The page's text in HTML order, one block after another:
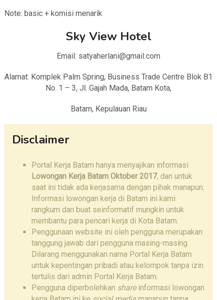
Note: basic + komisi menarik
Sky View Hotel
Email: satyaherlani@gmail.com
Alamat: Komplek Palm Spring, Business Trade Centre Blok B1
No. 1 – 3, Jl. Gajah Mada, Batam Kota,
Batam, Kepulauan Riau
Disclaimer
Portal Kerja Batam hanya menyajikan informasi
Lowongan Kerja Batam Oktober 2017, dan untuk
saat ini tidak ada kerjasama dengan pihak manapun.
Informasi lowongan kerja di Batam ini kami
rangkum dan buat seinformatif mungkin untuk
membantu para pencari kerja di Kota Batam.
Penggunaan website ini oleh pengguna merupakan
tanggung jawab dari pengguna masing-masing.
Dilarang menggunakan nama Portal Kerja Batam
untuk kepentingan pribadi atau kelompok tanpa izin
tertulis dari admin Portal Kerja Batam.
Pengguna diperbolehkan shareinformasi lowongan